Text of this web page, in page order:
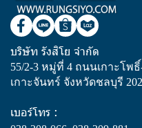
บริษัท รังสิโย จำกัด
55/2-3 หมู่ที่ 4 ถนนเกาะโ
เกาะจันทร์ จังหวัดชลบุรี
เบอร์โทร :